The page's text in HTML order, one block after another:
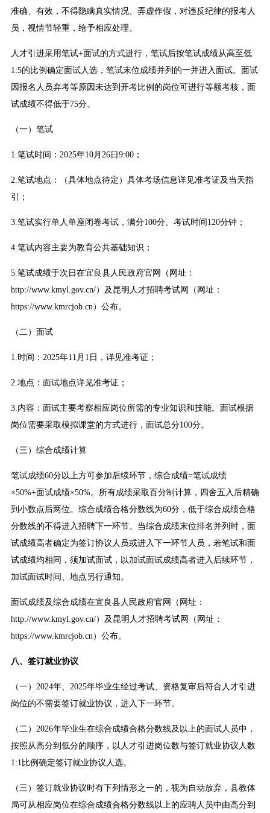
准确、有效，不得隐瞒真实情况、弄虚作假，对违反纪律的报考人
员，视情节轻重，给予相应处理。
人才引进采用笔试+面试的方式进行，笔试后按笔试成绩从高至低
1:5的比例确定面试人选，笔试末位成绩并列的一并进入面试。面试
因报名人员弃考等原因未达到开考比例的岗位可进行等额考核，面
试成绩不得低于75分。
（一）笔试
1.笔试时间：2025年10月26日9:00；
2.笔试地点：（具体地点待定）具体考场信息详见准考证及当天指
引；
3.笔试实行单人单座闭卷考试，满分100分、考试时间120分钟；
4.笔试内容主要为教育公共基础知识；
5.笔试成绩于次日在宜良县人民政府官网（网址：
http://www.kmyl.gov.cn/）及昆明人才招聘考试网（网址：
https://www.kmrcjob.cn）公布。
（二）面试
1.时间：2025年11月1日，详见准考证；
2.地点：面试地点详见准考证；
3.内容：面试主要考察相应岗位所需的专业知识和技能。面试根据
岗位需要采取模拟课堂的方式进行，面试总分100分。
（三）综合成绩计算
笔试成绩60分以上方可参加后续环节，综合成绩=笔试成绩
×50%+面试成绩×50%。所有成绩采取百分制计算，四舍五入后精确
到小数点后两位。综合成绩合格分数线为60分，低于综合成绩合格
分数线的不得进入招聘下一环节。当综合成绩末位排名并列时，面
试成绩高者确定为签订协议人员或进入下一环节人员，若笔试和面
试成绩均相同，须加试面试，以加试面试成绩高者进入后续环节，
加试面试时间、地点另行通知。
面试成绩及综合成绩在宜良县人民政府官网（网址：
http://www.kmyl.gov.cn/）及昆明人才招聘考试网（网址：
https://www.kmrcjob.cn）公布。
八、签订就业协议
（一）2024年、2025年毕业生经过考试、资格复审后符合人才引进
岗位的不需要签订就业协议，进入下一环节。
（二）2026年毕业生在综合成绩合格分数线及以上的面试人员中，
按照从高分到低分的顺序，以人才引进岗位数与签订就业协议人数
1:1比例确定签订就业协议人选。
（三）签订就业协议时有下列情形之一的，视为自动放弃，县教体
局可从相应岗位在综合成绩合格分数线以上的应聘人员中由高分到